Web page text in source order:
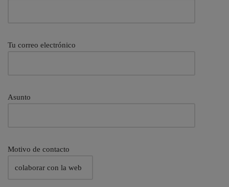
Tu correo electrónico
Asunto
Motivo de contacto